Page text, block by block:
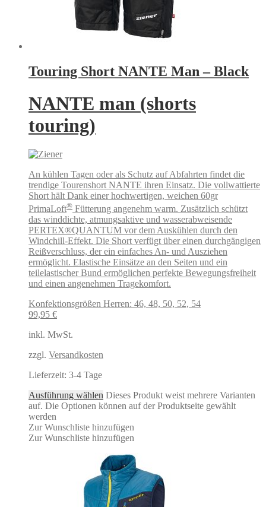
Touring Short NANTE Man – Black
NANTE man (shorts
touring)
An kühlen Tagen oder als Schutz auf Abfahrten findet die
trendige Tourenshort NANTE ihren Einsatz. Die vollwattierte
Short hält Dank einer hochwertigen, weichen 60gr
PrimaLoft® Fütterung angenehm warm. Zusätzlich schützt
das winddichte, atmungsaktive und wasserabweisende
PERTEX®QUANTUM vor dem Auskühlen durch den
Windchill-Effekt. Die Short verfügt über einen durchgängigen
Reißverschluss, der ein einfaches An- und Ausziehen
ermöglicht. Elastische Einsätze an den Seiten und ein
teilelastischer Bund ermöglichen perfekte Bewegungsfreiheit
und einen angenehmen Tragekomfort.
Konfektionsgrößen Herren: 46, 48, 50, 52, 54
99,95 €
inkl. MwSt.
zzgl. Versandkosten
Lieferzeit: 3-4 Tage
Ausführung wählen Dieses Produkt weist mehrere Varianten
auf. Die Optionen können auf der Produktseite gewählt
werden
Zur Wunschliste hinzufügen
Zur Wunschliste hinzufügen